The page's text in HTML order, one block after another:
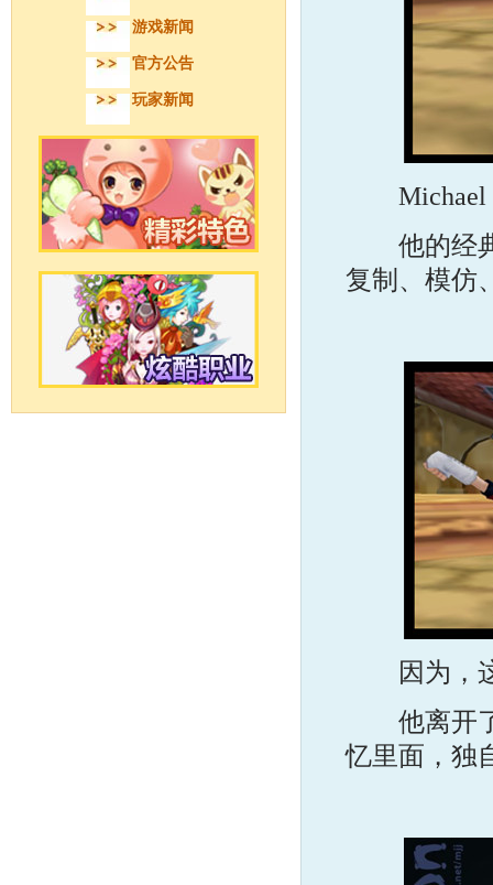
游戏新闻
官方公告
玩家新闻
Michael
他的经典
复制、模仿
因为，这
他离开了
忆里面，独